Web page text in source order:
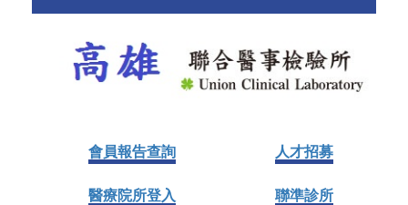
會員報告查詢 人才招募
醫療院所登入 聯準診所